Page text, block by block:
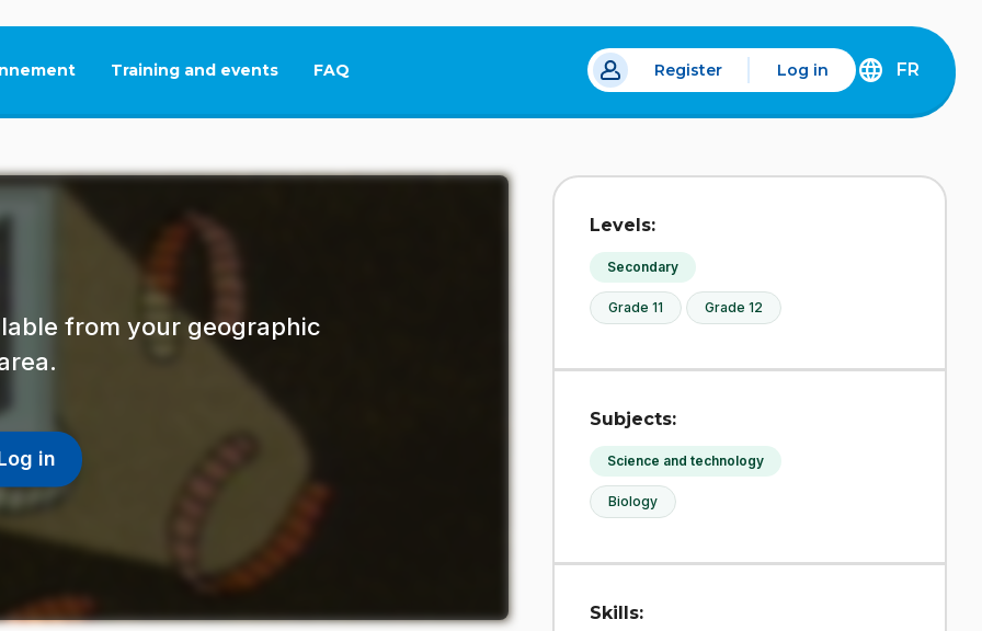
Training and events FAQ
This link will open in a new tab. Register Log in
DÉCOUVREZ
FRANÇAIS
FR
from your geographic
in
Levels:
Secondary
Grade 11 Grade 12
Subjects:
Science and technology
Biology
Skills: